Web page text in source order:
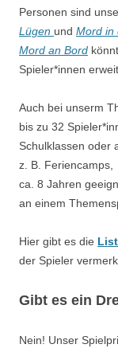
Personen sind
Lügen und Mord in
Mord an Bord
Spieler*innen
Auch bei unserm
bis zu 32
Schulklassen oder
z. B.
ca. 8 Jahren
an einem
Hier gibt es die
der Spieler
Gibt es ein
Nein! Unser